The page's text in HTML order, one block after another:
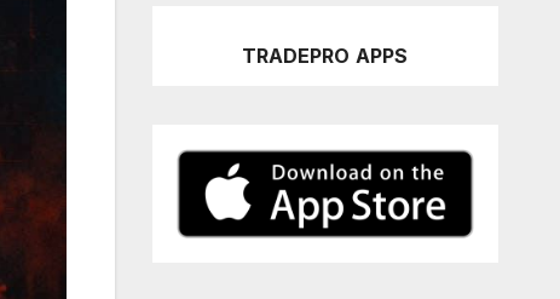
TRADEPRO APPS